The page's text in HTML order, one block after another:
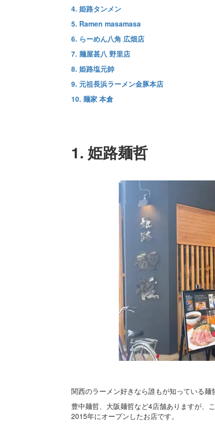
4. 姫路タンメン
5. Ramen masamasa
6. らーめん八角 広畑店
7. 麺屋甚八 野里店
8. 姫路塩元帥
9. 元祖長浜ラーメン金豚本店
10. 麺家 本倉
1. 姫路麺哲
関西のラーメン好きなら誰もが知っている麺
豊中麺哲、大阪麺哲など4店舗ありますが、
2015年にオープンしたお店です。